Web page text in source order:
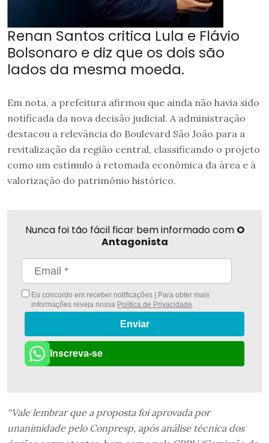
Renan Santos critica Lula e Flávio
Bolsonaro e diz que os dois são
lados da mesma moeda.
Em nota, a prefeitura afirmou que ainda não havia sido
notificada da nova decisão judicial. A administração
destacou a relevância do Boulevard São João para a
revitalização da região central, classificando o projeto
como um estímulo à retomada econômica da área e à
valorização do patrimônio histórico.
Nunca foi tão fácil ficar bem informado com O
Antagonista
Eu concordo em receber notificações | Para obter mais
informações reveja nossa Política de Privacidade.
Enviar
Inscreva-se
“Vale lembrar que a proposta foi aprovada por
unanimidade pelo Conpresp, após análise técnica dos